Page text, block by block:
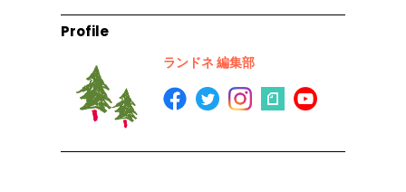
Profile
ランドネ 編集部